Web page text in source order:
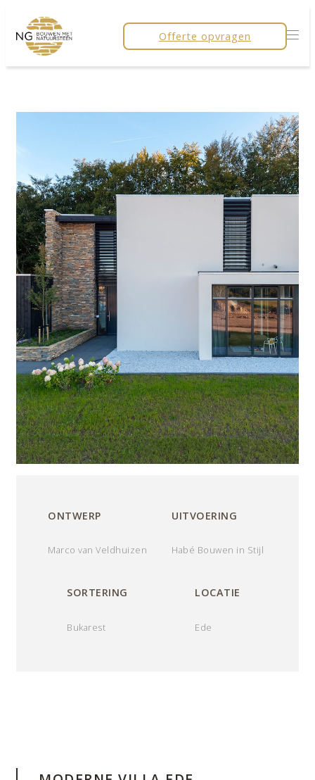
Offerte opvragen
ONTWERP
Marco van Veldhuizen
UITVOERING
Habé Bouwen in Stijl
SORTERING
Bukarest
LOCATIE
Ede